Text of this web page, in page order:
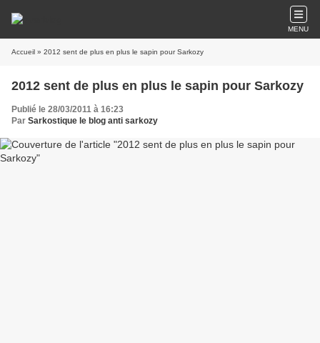
MENU
Accueil » 2012 sent de plus en plus le sapin pour Sarkozy
2012 sent de plus en plus le sapin pour Sarkozy
Publié le 28/03/2011 à 16:23
Par Sarkostique le blog anti sarkozy